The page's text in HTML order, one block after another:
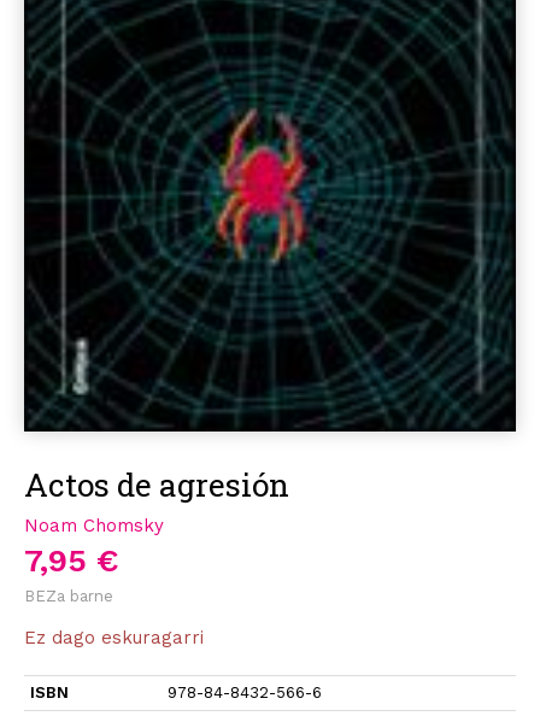
Actos de agresión
Noam Chomsky
7,95 €
BEZa barne
Ez dago eskuragarri
ISBN
978-84-8432-566-6